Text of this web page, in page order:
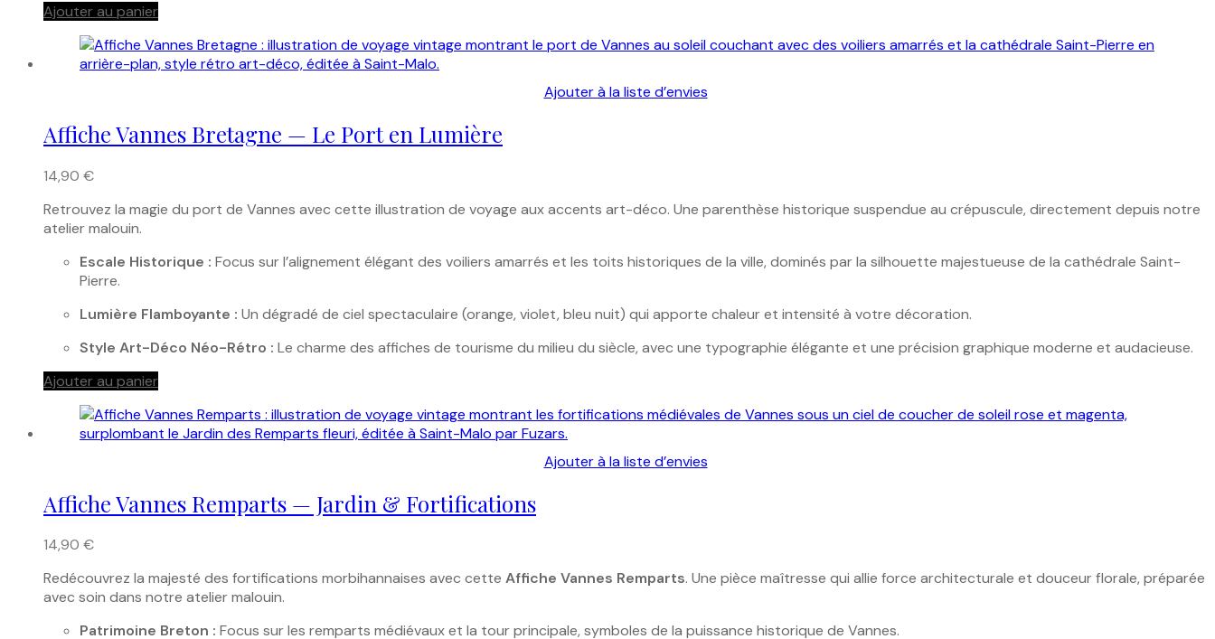
Ajouter au panier
Ajouter à la liste d’envies
Affiche Vannes Bretagne — Le Port en Lumière
14,90 €
Retrouvez la magie du port de Vannes avec cette illustration de voyage aux accents art-déco. Une parenthèse historique suspendue au crépuscule, directement depuis notre
atelier malouin.
Escale Historique : Focus sur l’alignement élégant des voiliers amarrés et les toits historiques de la ville, dominés par la silhouette majestueuse de la cathédrale Saint-
Pierre.
Lumière Flamboyante : Un dégradé de ciel spectaculaire (orange, violet, bleu nuit) qui apporte chaleur et intensité à votre décoration.
Style Art-Déco Néo-Rétro : Le charme des affiches de tourisme du milieu du siècle, avec une typographie élégante et une précision graphique moderne et audacieuse.
Ajouter au panier
Ajouter à la liste d’envies
Affiche Vannes Remparts — Jardin & Fortifications
14,90 €
Redécouvrez la majesté des fortifications morbihannaises avec cette Affiche Vannes Remparts. Une pièce maîtresse qui allie force architecturale et douceur florale, préparée
avec soin dans notre atelier malouin.
Patrimoine Breton : Focus sur les remparts médiévaux et la tour principale, symboles de la puissance historique de Vannes.